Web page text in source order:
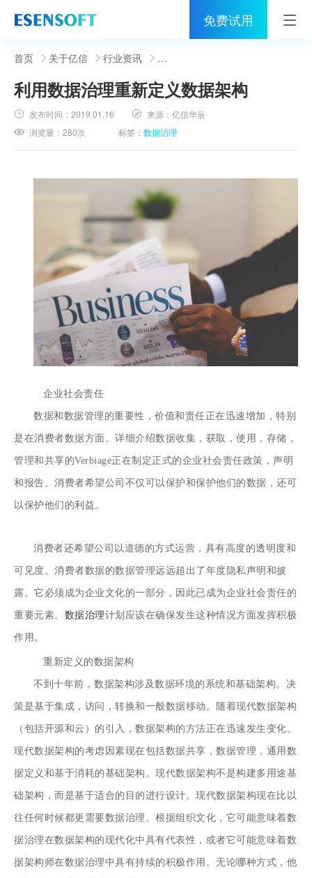
免费试用
首页
睿治
解决方案
伙伴
关于亿信
400-0011-866
首页 关于亿信 行业资讯
利用数据治理重新定义数据架构
发布时间：2019.01.16 来源：亿信华辰
浏览量：280次 标签：数据治理
企业社会责任
数据和数据管理的重要性，价值和责任正在迅速增加，特别
是在消费者数据方面。详细介绍数据收集，获取，使用，存储，
管理和共享的Verbiage正在制定正式的企业社会责任政策，声明
和报告。消费者希望公司不仅可以保护和保护他们的数据，还可
以保护他们的利益。
消费者还希望公司以道德的方式运营，具有高度的透明度和
可见度。消费者数据的数据管理远远超出了年度隐私声明和披
露。它必须成为企业文化的一部分，因此已成为企业社会责任的
重要元素。 数据治理计划应该在确保发生这种情况方面发挥积极
作用。
重新定义的数据架构
不到十年前，数据架构涉及数据环境的系统和基础架构。决
策是基于集成，访问，转换和一般数据移动。随着现代数据架构
（包括开源和云）的引入，数据架构的方法正在迅速发生变化。
现代数据架构的考虑因素现在包括数据共享，数据管理，通用数
据定义和基于消耗的基础架构。现代数据架构不是构建多用途基
础架构，而是基于适合的目的进行设计。现代数据架构现在比以
往任何时候都更需要数据治理。根据组织文化，它可能意味着数
据治理在数据架构的现代化中具有代表性，或者它可能意味着数
据架构师在数据治理中具有持续的积极作用。无论哪种方式，他